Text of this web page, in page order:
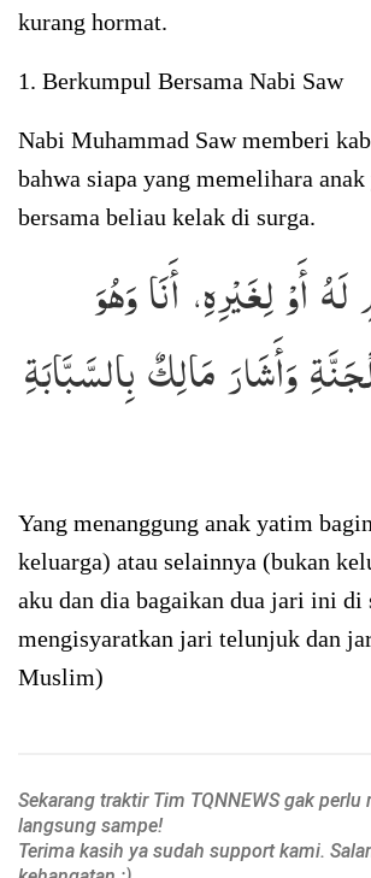
kurang hormat.
1. Berkumpul Bersama Nabi Saw
Nabi Muhammad Saw memberi
bahwa siapa yang memelihara
bersama beliau kelak di surga.
أَوْ لِغَيْرِهِ، أَنَا وَهُوَ
وَأَشَارَ مَالِكٌ بِالسَّبَّابَةِ
Yang menanggung anak yatim
keluarga) atau selainnya (bukan
aku dan dia bagaikan dua jari ini
mengisyaratkan jari telunjuk dan
Muslim)
Sekarang traktir Tim TQNNEWS gak perlu
langsung sampe!
Terima kasih ya sudah support kami.